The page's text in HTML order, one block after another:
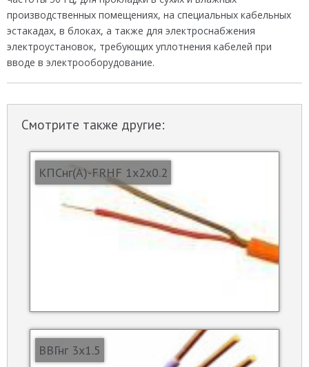
производственных помещениях, на специальных кабельных
эстакадах, в блоках, а также для электроснабжения
электроустановок, требующих уплотнения кабелей при
вводе в электрооборудование.
Смотрите также другие:
КПСнг(А)-FRHF 1х2х0.2
ВВГнг 3х1.5